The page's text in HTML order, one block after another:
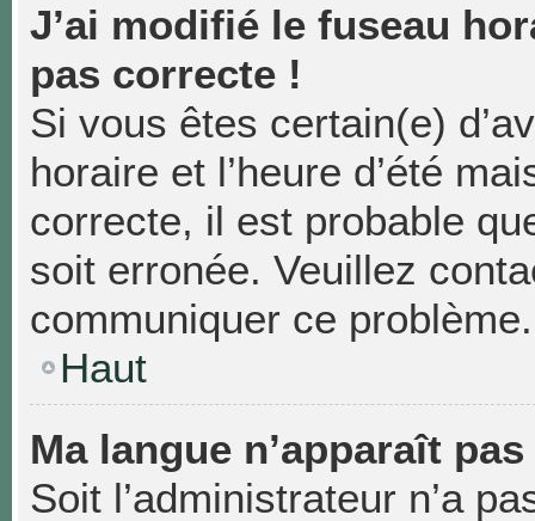
J’ai modifié le fuseau
pas correcte !
Si vous êtes certain(e)
horaire et l’heure d’été
correcte, il est probable
soit erronée. Veuillez
communiquer ce problème.
Haut
Ma langue n’apparaît
Soit l’administrateur n’a